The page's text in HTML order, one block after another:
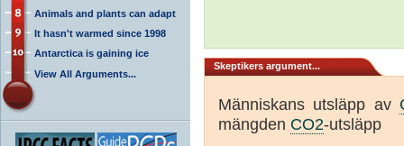
Animals and plants can adapt
It hasn't warmed since 1998
Antarctica is gaining ice
View All Arguments...
Skeptikers argument...
Människans utsläpp av
mängden CO2-utsläpp